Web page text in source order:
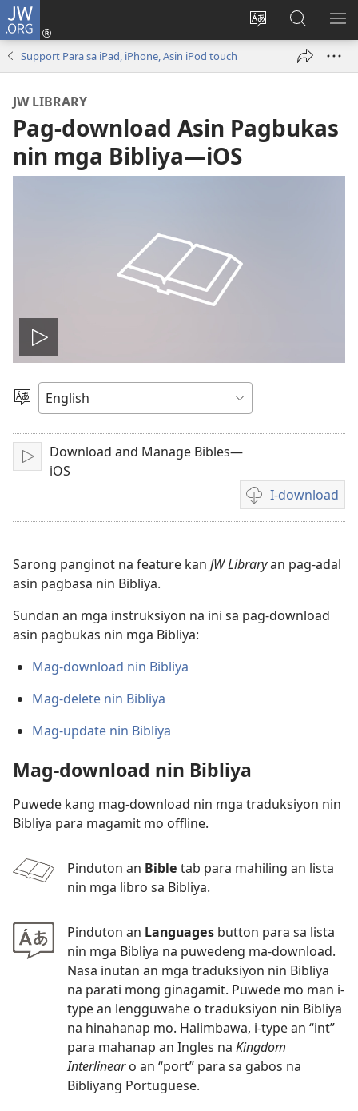
JW.ORG
Ribayan
lengguwahe
Mag-
log
Hanapon
sa
JW.ORG
Support Para sa iPad, iPhone, Asin iPod touch
JW LIBRARY
Pag-download Asin Pagbukas
nin mga Bibliya​—iOS
I-
play
an
video
Pumili
Lengguwahe
I-
Download and Manage Bibles—
iOS
I-download
Mga
opsiyon
pag-
video
Sarong panginot na feature kan JW Libraryan pag-adal
asin pagbasa nin Bibliya.
Sundan an mga instruksiyon na ini sa pag-download
asin pagbukas nin mga Bibliya:
Mag-download nin Bibliya
Mag-delete nin Bibliya
Mag-update nin Bibliya
Mag-download nin Bibliya
Puwede kang mag-download nin mga traduksiyon nin
Bibliya para magamit mo offline.
Pinduton an Bible tab para mahiling an lista
nin mga libro sa Bibliya.
Pinduton an Languages button para sa lista
nin mga Bibliya na puwedeng ma-download.
Nasa inutan an mga traduksiyon nin Bibliya
na parati mong ginagamit. Puwede mo man i-
type an lengguwahe o traduksiyon nin Bibliya
na hinahanap mo. Halimbawa, i-type an “int”
para mahanap an Ingles na Kingdom
Interlinearo an “port” para sa gabos na
Bibliyang Portuguese.